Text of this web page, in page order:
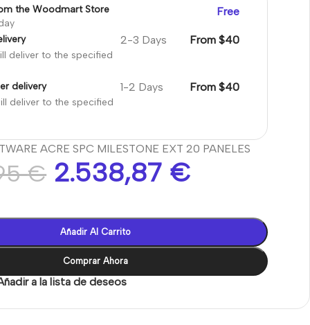
the Woodmart Store
Free
deliver to the specified
2-3 Days From $40
delivery
deliver to the specified
1-2 Days From $40
ACRE SPC MILESTONE EXT 20 PANELES
€ 2.538,87 €
Añadir Al Carrito
Comprar Ahora
a la lista de deseos